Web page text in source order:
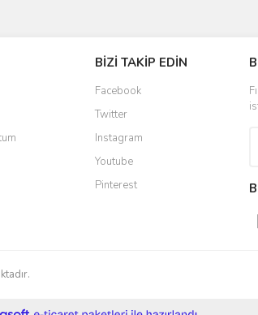
BİZİ TAKİP EDİN
Facebook
Twitter
Instagram
Youtube
Pinterest